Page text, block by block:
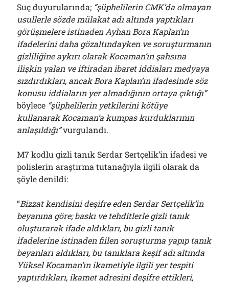
Suç duyurularında; “şüphelilerin CMK’da olmayan
usullerle sözde mülakat adı altında yaptıkları
görüşmelere istinaden Ayhan Bora Kaplan’ın
ifadelerini daha gözaltındayken ve soruşturmanın
gizliliğine aykırı olarak Kocaman’ın şahsına
ilişkin yalan ve iftiradan ibaret iddiaları medyaya
sızdırdıkları, ancak Bora Kaplan’ın ifadesinde söz
konusu iddiaların yer almadığının ortaya çıktığı”
böylece “şüphelilerin yetkilerini kötüye
kullanarak Kocaman’a kumpas kurduklarının
anlaşıldığı”vurgulandı.
M7 kodlu gizli tanık Serdar Sertçelik’in ifadesi ve
polislerin araştırma tutanağıyla ilgili olarak da
şöyle denildi:
“Bizzat kendisini deşifre eden Serdar Sertçelik’in
beyanına göre; baskı ve tehditlerle gizli tanık
oluşturarak ifade aldıkları, bu gizli tanık
ifadelerine istinaden fiilen soruşturma yapıp tanık
beyanları aldıkları, bu tanıklara keşif adı altında
Yüksel Kocaman’ın ikametiyle ilgili yer tespiti
yaptırdıkları, ikamet adresini deşifre ettikleri,